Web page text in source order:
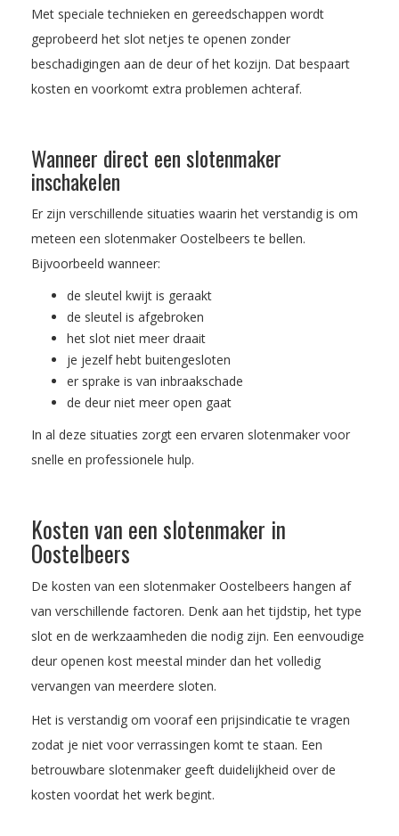
Met speciale technieken en gereedschappen wordt
geprobeerd het slot netjes te openen zonder
beschadigingen aan de deur of het kozijn. Dat bespaart
kosten en voorkomt extra problemen achteraf.
Wanneer direct een slotenmaker
inschakelen
Er zijn verschillende situaties waarin het verstandig is om
meteen een slotenmaker Oostelbeers te bellen.
Bijvoorbeeld wanneer:
de sleutel kwijt is geraakt
de sleutel is afgebroken
het slot niet meer draait
je jezelf hebt buitengesloten
er sprake is van inbraakschade
de deur niet meer open gaat
In al deze situaties zorgt een ervaren slotenmaker voor
snelle en professionele hulp.
Kosten van een slotenmaker in
Oostelbeers
De kosten van een slotenmaker Oostelbeers hangen af
van verschillende factoren. Denk aan het tijdstip, het type
slot en de werkzaamheden die nodig zijn. Een eenvoudige
deur openen kost meestal minder dan het volledig
vervangen van meerdere sloten.
Het is verstandig om vooraf een prijsindicatie te vragen
zodat je niet voor verrassingen komt te staan. Een
betrouwbare slotenmaker geeft duidelijkheid over de
kosten voordat het werk begint.